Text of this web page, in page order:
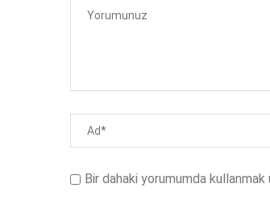
Bir dahaki yorumumda